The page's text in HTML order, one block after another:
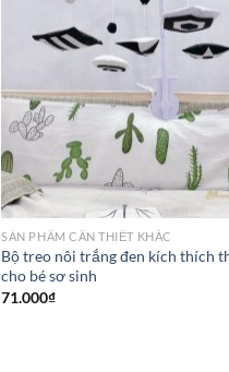
SẢN PHẦM CẦN THIẾT KHÁC
Bộ treo nôi trắng đen kích thích
cho bé sơ sinh
71.000₫